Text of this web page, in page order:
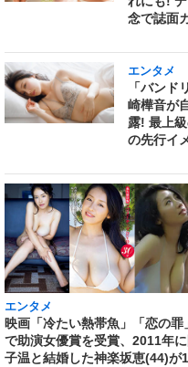
念で誌面
エンタメ
「バン
崎樺音が
露! 最上
の先行イ
エンタメ
映画「冷たい熱帯魚」「恋の罪
で助演女優賞を受賞、2011年に
子温と結婚した神楽坂恵(44)が